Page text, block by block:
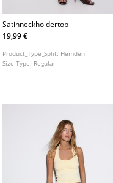
Satinneckholdertop
19,99 €
Product_Type_Split: Hemden
Size Type: Regular